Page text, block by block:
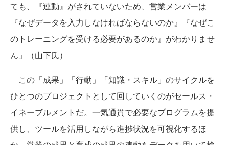
ても、『連動』がされていないため、営業メンバーは
『なぜデータを入力しなければならないのか』『なぜこ
のトレーニングを受ける必要があるのか』がわかりませ
ん」（山下氏）
この「成果」「行動」「知識・スキル」のサイクルを
ひとつのプロジェクトとして回していくのがセールス・
イネーブルメントだ。一気通貫で必要なプログラムを提
供し、ツールを活用しながら進捗状況を可視化するほ